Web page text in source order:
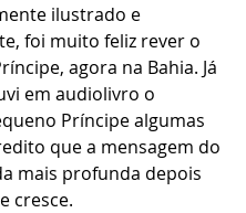
ilustrado e
foi muito feliz rever o
agora na Bahia. Já
em audiolivro o
Príncipe algumas
que a mensagem do
mais profunda depois
cresce.